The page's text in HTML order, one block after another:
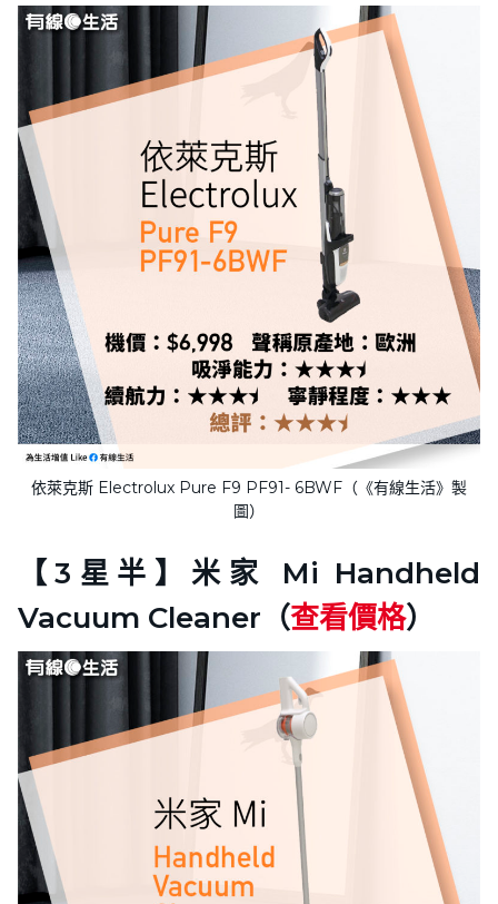
依萊克斯 Electrolux Pure F9 PF91- 6BWF（《有線生活》製
圖）
【3星半】米家 Mi Handheld
Vacuum Cleaner（查看價格）